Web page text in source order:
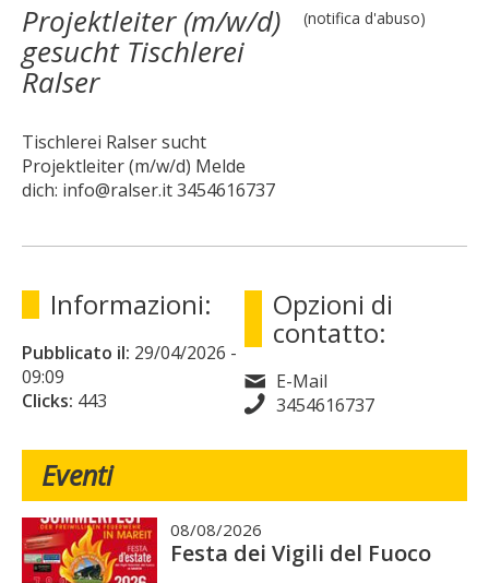
Projektleiter (m/w/d)
gesucht Tischlerei
Ralser
Tischlerei Ralser sucht
Projektleiter (m/w/d) Melde
dich: info@ralser.it 3454616737
(notifica d'abuso)
Informazioni:
Pubblicato il: 29/04/2026 -
09:09
Clicks: 443
Opzioni di
contatto:
E-Mail
3454616737
Eventi
08/08/2026
Festa dei Vigili del Fuoco